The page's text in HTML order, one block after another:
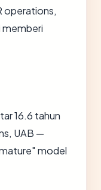
operations,
memberi
16.6 tahun
UAB —
model